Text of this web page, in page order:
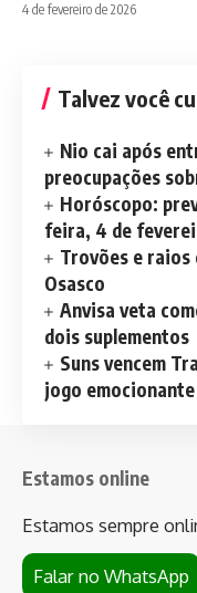
4 de fevereiro de 2026
Talvez você
Nio cai após
preocupações
Horóscopo:
feira, 4 de
Trovões e
Osasco
Anvisa veta
dois suplementos
Suns vencem
jogo emocionante
Estamos online
Estamos sempre
Falar no WhatsApp